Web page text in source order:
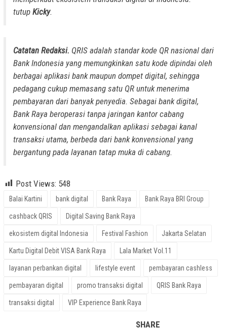
tutup Kicky.
Catatan Redaksi. QRIS adalah standar kode QR nasional dari
Bank Indonesia yang memungkinkan satu kode dipindai oleh
berbagai aplikasi bank maupun dompet digital, sehingga
pedagang cukup memasang satu QR untuk menerima
pembayaran dari banyak penyedia. Sebagai bank digital,
Bank Raya beroperasi tanpa jaringan kantor cabang
konvensional dan mengandalkan aplikasi sebagai kanal
transaksi utama, berbeda dari bank konvensional yang
bergantung pada layanan tatap muka di cabang.
Post Views: 548
Balai Kartini bank digital Bank Raya Bank Raya BRI Group
cashback QRIS Digital Saving Bank Raya
ekosistem digital Indonesia Festival Fashion Jakarta Selatan
Kartu Digital Debit VISA Bank Raya Lala Market Vol.11
layanan perbankan digital lifestyle event pembayaran cashless
pembayaran digital promo transaksi digital QRIS Bank Raya
transaksi digital VIP Experience Bank Raya
SHARE